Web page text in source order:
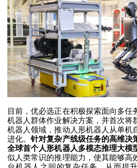
目前，优必选正在积极探索面向多任
机器人群体作业解决方案，并首次将
机器人领域，推动人形机器人从单机
进化。针对复杂产线级任务的高维决
全球首个人形机器人多模态推理大模
似人类常识的推理能力，使其能够高